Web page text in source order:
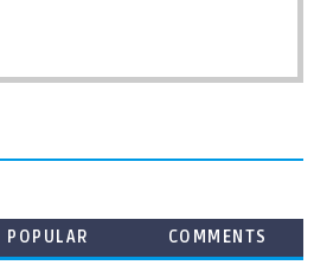
POPULAR COMMENTS